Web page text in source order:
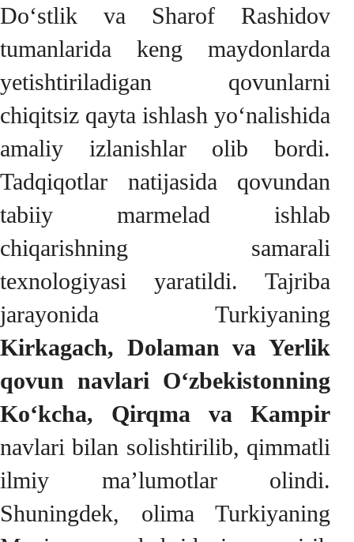
Do‘stlik va Sharof Rashidov
tumanlarida keng maydonlarda
yetishtiriladigan qovunlarni
chiqitsiz qayta ishlash yo‘nalishida
amaliy izlanishlar olib bordi.
Tadqiqotlar natijasida qovundan
tabiiy marmelad ishlab
chiqarishning samarali
texnologiyasi yaratildi. Tajriba
jarayonida Turkiyaning
Kirkagach, Dolaman va Yerlik
qovun navlari O‘zbekistonning
Ko‘kcha, Qirqma va Kampir
navlari bilan solishtirilib, qimmatli
ilmiy ma’lumotlar olindi.
Shuningdek, olima Turkiyaning